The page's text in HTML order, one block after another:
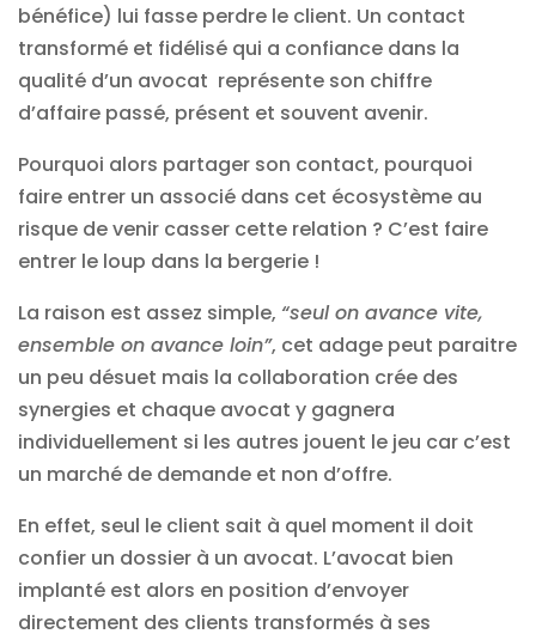
bénéfice) lui fasse perdre le client. Un contact
transformé et fidélisé qui a confiance dans la
qualité d’un avocat représente son chiffre
d’affaire passé, présent et souvent avenir.
Pourquoi alors partager son contact, pourquoi
faire entrer un associé dans cet écosystème au
risque de venir casser cette relation ? C’est faire
entrer le loup dans la bergerie !
La raison est assez simple, “seul on avance vite,
ensemble on avance loin”, cet adage peut paraitre
un peu désuet mais la collaboration crée des
synergies et chaque avocat y gagnera
individuellement si les autres jouent le jeu car c’est
un marché de demande et non d’offre.
En effet, seul le client sait à quel moment il doit
confier un dossier à un avocat. L’avocat bien
implanté est alors en position d’envoyer
directement des clients transformés à ses